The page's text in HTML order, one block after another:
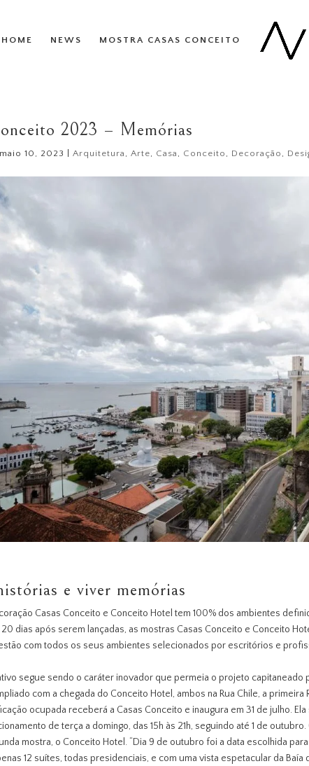
HOME NEWS MOSTRA CASAS CONCEITO
2023 – Memórias
maio 10, 2023 |Arquitetura ,Arte, Casa , Conceito , Decoração ,
e viver memórias
Casas Conceito e Conceito Hotel tem 100% dos ambientes
dias após serem lançadas, as mostras Casas Conceito e Conceito
estão com todos os seus ambientes selecionados por escritórios e
segue sendo o caráter inovador que permeia o projeto capitaneado
com a chegada do Conceito Hotel, ambos na Rua Chile, a primeira
ocupada receberá a Casas Conceito e inaugura em 31 de julho.
de terça a domingo, das 15h às 21h, seguindo até 1 de
mostra, o Conceito Hotel. “Dia 9 de outubro foi a data escolhida
12 suítes, todas presidenciais, e com uma vista espetacular da